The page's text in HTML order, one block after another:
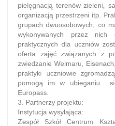
pielęgnacją terenów zieleni,
organizacją przestrzeni itp.
grupach dwuosobowych, co
wykonywanych przez nich
praktycznych dla uczniów
oferta zajęć związanych z
zwiedzanie Weimaru,
praktyki uczniowie
pomogą im w ubieganiu
Europass.
3. Partnerzy projektu:
Instytucja wysyłająca:
Zespół Szkół Centrum